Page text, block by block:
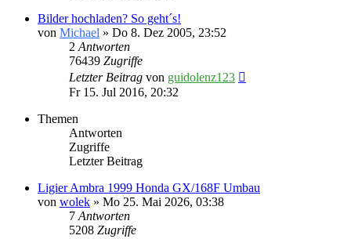
Bilder hochladen? So geht´s!
von Michael » Do 8. Dez 2005, 23:52
2Antworten
76439 Zugriffe
Letzter Beitrag von guidolenz123
Fr 15. Jul 2016, 20:32
Themen
Antworten
Zugriffe
Letzter Beitrag
Ligier Ambra 1999 Honda GX/168F Umbau
von wolek » Mo 25. Mai 2026, 03:38
7Antworten
5208 Zugriffe